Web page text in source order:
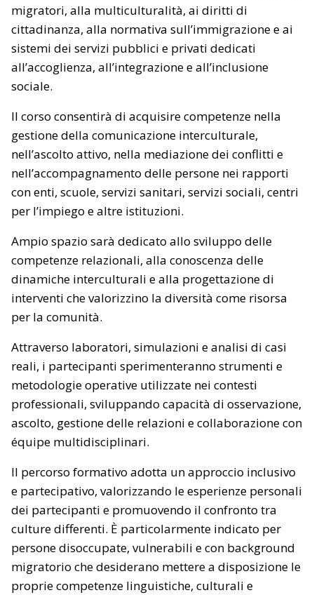
migratori, alla multiculturalità, ai diritti di
cittadinanza, alla normativa sull’immigrazione e ai
sistemi dei servizi pubblici e privati dedicati
all’accoglienza, all’integrazione e all’inclusione
sociale.
Il corso consentirà di acquisire competenze nella
gestione della comunicazione interculturale,
nell’ascolto attivo, nella mediazione dei conflitti e
nell’accompagnamento delle persone nei rapporti
con enti, scuole, servizi sanitari, servizi sociali, centri
per l’impiego e altre istituzioni.
Ampio spazio sarà dedicato allo sviluppo delle
competenze relazionali, alla conoscenza delle
dinamiche interculturali e alla progettazione di
interventi che valorizzino la diversità come risorsa
per la comunità.
Attraverso laboratori, simulazioni e analisi di casi
reali, i partecipanti sperimenteranno strumenti e
metodologie operative utilizzate nei contesti
professionali, sviluppando capacità di osservazione,
ascolto, gestione delle relazioni e collaborazione con
équipe multidisciplinari.
Il percorso formativo adotta un approccio inclusivo
e partecipativo, valorizzando le esperienze personali
dei partecipanti e promuovendo il confronto tra
culture differenti. È particolarmente indicato per
persone disoccupate, vulnerabili e con background
migratorio che desiderano mettere a disposizione le
proprie competenze linguistiche, culturali e